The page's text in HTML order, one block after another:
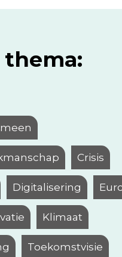
thema:
Crisis
Digitalisering
Klimaat
Toekomstvisie